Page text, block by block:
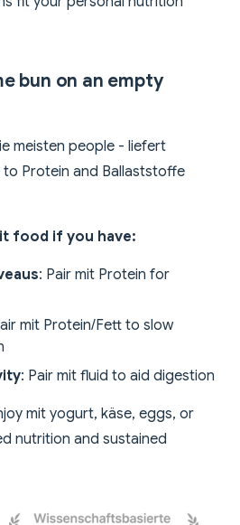
bun on an empty
meisten people - liefert
Protein and Ballaststoffe
food if you have:
: Pair mit Protein for
mit Protein/Fett to slow
: Pair mit fluid to aid digestion
mit yogurt, käse, eggs, or
nutrition and sustained